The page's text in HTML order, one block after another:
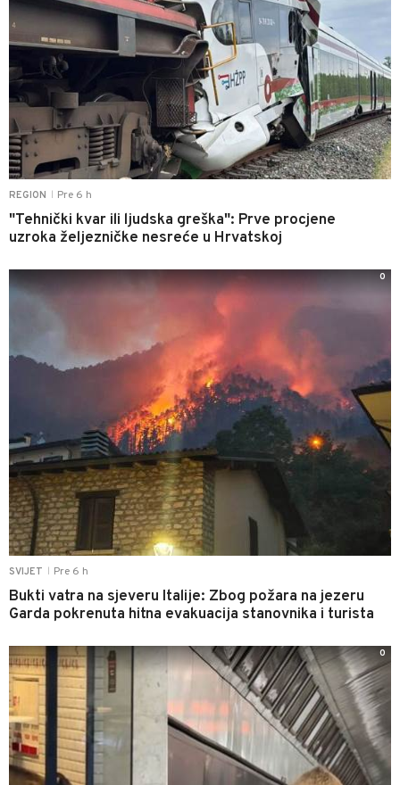
REGION Pre 6 h
"Tehnički kvar ili ljudska greška": Prve procjene
uzroka željezničke nesreće u Hrvatskoj
SVIJET Pre 6 h
Bukti vatra na sjeveru Italije: Zbog požara na jezeru
Garda pokrenuta hitna evakuacija stanovnika i turista
0
0